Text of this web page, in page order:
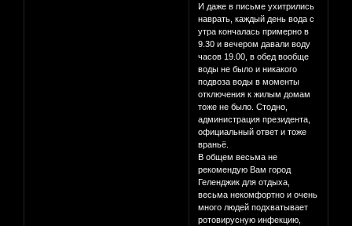
И даже в письме ухитрились
наврать, каждый день вода с
утра кончалась примерно в
9.30 и вечером давали воду
часов 19.00, в обед вообще
воды не было и никакого
подвоза воды в моменты
отключения к жилым домам
тоже не было. Стодно,
администрация президента,
официальный ответ и тоже
враньё.
В общем весьма не
рекомендую Вам город
Геленджик для отдыха,
весьма некомфортно и очень
много людей подхватывает
ротовирусную инфекцию,